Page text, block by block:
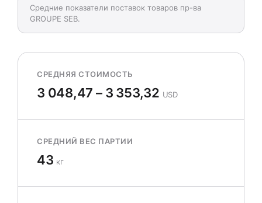
Средние показатели поставок товаров пр-ва
GROUPE SEB.
СРЕДНЯЯ СТОИМОСТЬ
3 048,47 – 3 353,32 USD
СРЕДНИЙ ВЕС ПАРТИИ
43 кг